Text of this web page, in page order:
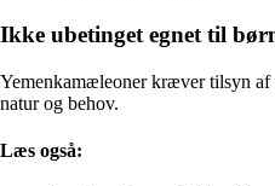
Ikke ubetinget egnet til
Yemenkamæleoner kræver tilsyn af
natur og behov.
Læs også: